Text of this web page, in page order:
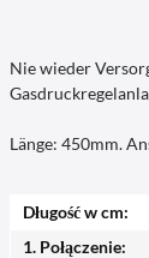
Nie wieder
Länge: 450mm.
Długość w cm:
1. Połączenie: